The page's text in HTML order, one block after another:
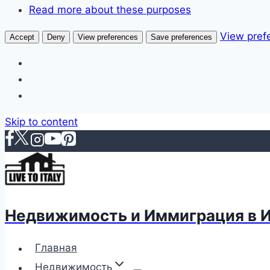
Read more about these purposes
Accept Deny View preferences Save preferences View
Skip to content
Недвижимость и Иммиграция в
Главная
Недвижимость